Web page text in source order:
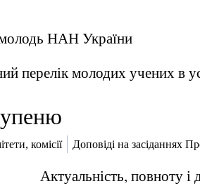
НАН України
перелік молодих учених в
комісії Доповіді на засіданнях
Актуальність, повноту